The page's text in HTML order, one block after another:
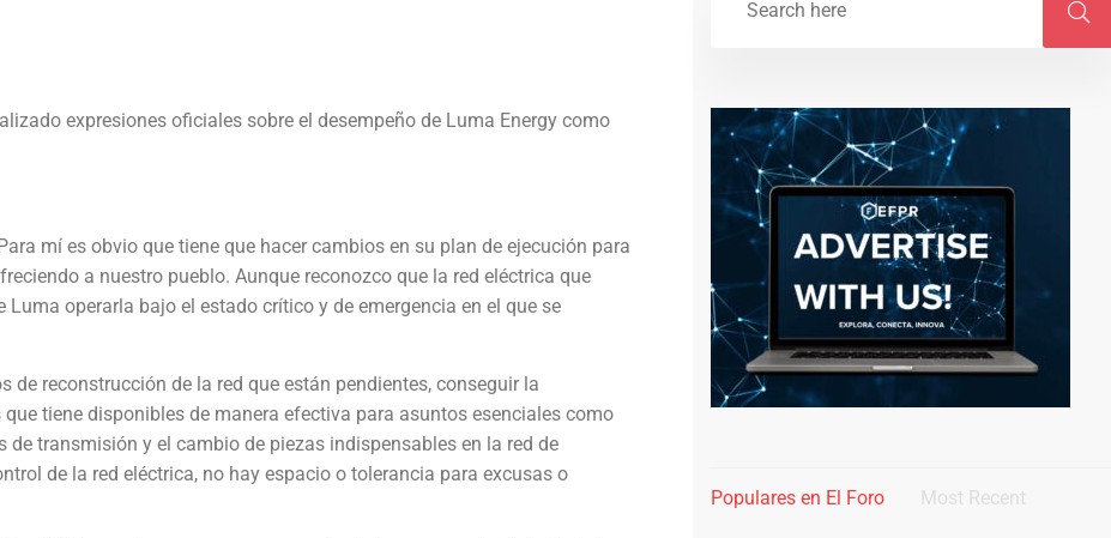
expresiones oficiales sobre el desempeño de Luma Energy como
mí es obvio que tiene que hacer cambios en su plan de ejecución para
a nuestro pueblo. Aunque reconozco que la red eléctrica que
operarla bajo el estado crítico y de emergencia en el que se
de reconstrucción de la red que están pendientes, conseguir la
tiene disponibles de manera efectiva para asuntos esenciales como
transmisión y el cambio de piezas indispensables en la red de
de la red eléctrica, no hay espacio o tolerancia para excusas o
Populares en El Foro Most Recent